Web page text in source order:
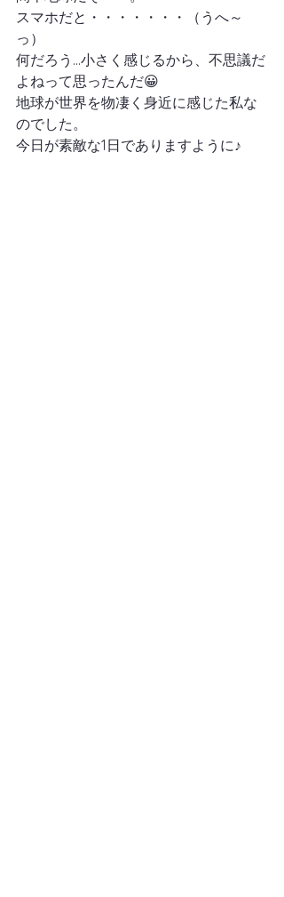
スマホだと・・・・・・・（うへ～
っ）
何だろう…小さく感じるから、不思議だ
よねって思ったんだ😀
地球が世界を物凄く身近に感じた私な
のでした。
今日が素敵な1日でありますように♪